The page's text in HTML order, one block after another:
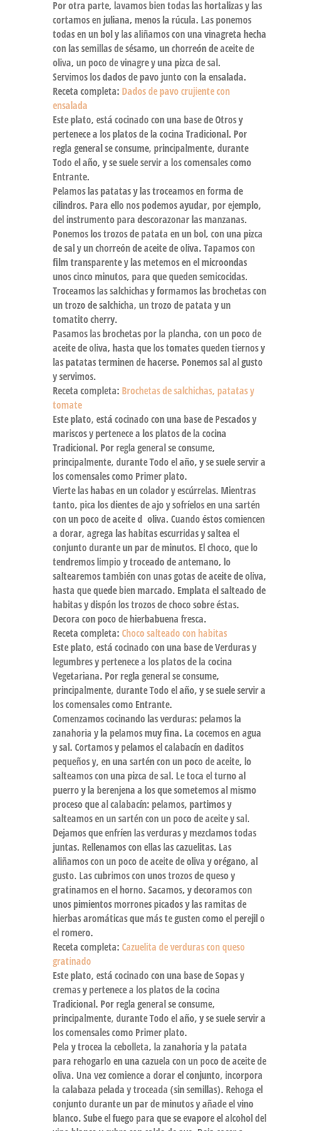
Por otra parte, lavamos bien todas las hortalizas y las
cortamos en juliana, menos la rúcula. Las ponemos
todas en un bol y las aliñamos con una vinagreta hecha
con las semillas de sésamo, un chorreón de aceite de
oliva, un poco de vinagre y una pizca de sal.
Servimos los dados de pavo junto con la ensalada.
Receta completa: Dados de pavo crujiente con
ensalada
Este plato, está cocinado con una base de Otros y
pertenece a los platos de la cocina Tradicional. Por
regla general se consume, principalmente, durante
Todo el año, y se suele servir a los comensales como
Entrante.
Pelamos las patatas y las troceamos en forma de
cilindros. Para ello nos podemos ayudar, por ejemplo,
del instrumento para descorazonar las manzanas.
Ponemos los trozos de patata en un bol, con una pizca
de sal y un chorreón de aceite de oliva. Tapamos con
film transparente y las metemos en el microondas
unos cinco minutos, para que queden semicocidas.
Troceamos las salchichas y formamos las brochetas con
un trozo de salchicha, un trozo de patata y un
tomatito cherry.
Pasamos las brochetas por la plancha, con un poco de
aceite de oliva, hasta que los tomates queden tiernos y
las patatas terminen de hacerse. Ponemos sal al gusto
y servimos.
Receta completa: Brochetas de salchichas, patatas y
tomate
Este plato, está cocinado con una base de Pescados y
mariscos y pertenece a los platos de la cocina
Tradicional. Por regla general se consume,
principalmente, durante Todo el año, y se suele servir a
los comensales como Primer plato.
Vierte las habas en un colador y escúrrelas. Mientras
tanto, pica los dientes de ajo y sofríelos en una sartén
con un poco de aceite d oliva. Cuando éstos comiencen
a dorar, agrega las habitas escurridas y saltea el
conjunto durante un par de minutos. El choco, que lo
tendremos limpio y troceado de antemano, lo
saltearemos también con unas gotas de aceite de oliva,
hasta que quede bien marcado. Emplata el salteado de
habitas y dispón los trozos de choco sobre éstas.
Decora con poco de hierbabuena fresca.
Receta completa: Choco salteado con habitas
Este plato, está cocinado con una base de Verduras y
legumbres y pertenece a los platos de la cocina
Vegetariana. Por regla general se consume,
principalmente, durante Todo el año, y se suele servir a
los comensales como Entrante.
Comenzamos cocinando las verduras: pelamos la
zanahoria y la pelamos muy fina. La cocemos en agua
y sal. Cortamos y pelamos el calabacín en daditos
pequeños y, en una sartén con un poco de aceite, lo
salteamos con una pizca de sal. Le toca el turno al
puerro y la berenjena a los que sometemos al mismo
proceso que al calabacín: pelamos, partimos y
salteamos en un sartén con un poco de aceite y sal.
Dejamos que enfríen las verduras y mezclamos todas
juntas. Rellenamos con ellas las cazuelitas. Las
aliñamos con un poco de aceite de oliva y orégano, al
gusto. Las cubrimos con unos trozos de queso y
gratinamos en el horno. Sacamos, y decoramos con
unos pimientos morrones picados y las ramitas de
hierbas aromáticas que más te gusten como el perejil o
el romero.
Receta completa: Cazuelita de verduras con queso
gratinado
Este plato, está cocinado con una base de Sopas y
cremas y pertenece a los platos de la cocina
Tradicional. Por regla general se consume,
principalmente, durante Todo el año, y se suele servir a
los comensales como Primer plato.
Pela y trocea la cebolleta, la zanahoria y la patata
para rehogarlo en una cazuela con un poco de aceite de
oliva. Una vez comience a dorar el conjunto, incorpora
la calabaza pelada y troceada (sin semillas). Rehoga el
conjunto durante un par de minutos y añade el vino
blanco. Sube el fuego para que se evapore el alcohol del